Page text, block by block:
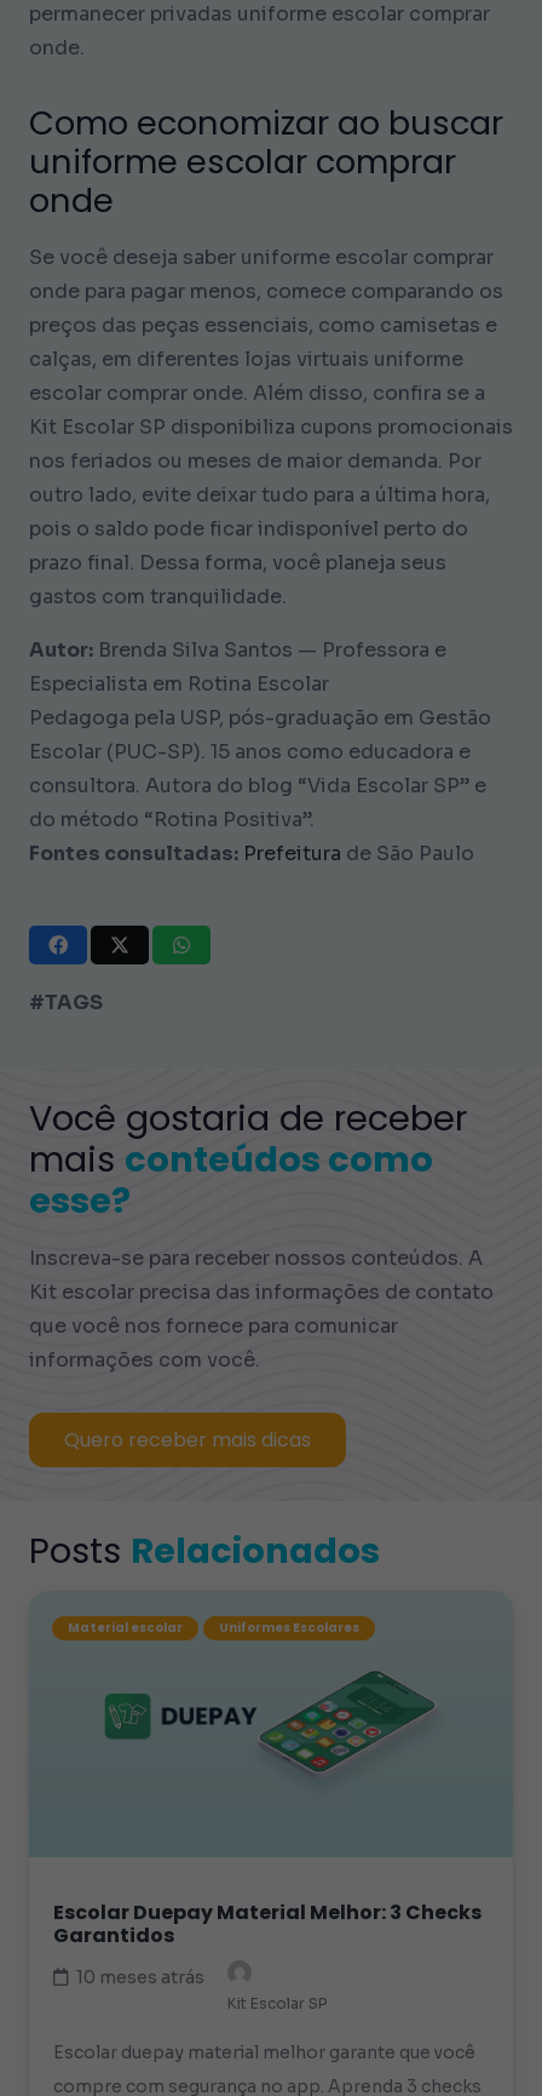
permanecer privadas uniforme escolar comprar
onde.
Como economizar ao buscar
uniforme escolar comprar
onde
Se você deseja saber uniforme escolar comprar
onde para pagar menos, comece comparando os
preços das peças essenciais, como camisetas e
calças, em diferentes lojas virtuais uniforme
escolar comprar onde. Além disso, confira se a
Kit Escolar SP disponibiliza cupons promocionais
nos feriados ou meses de maior demanda. Por
outro lado, evite deixar tudo para a última hora,
pois o saldo pode ficar indisponível perto do
prazo final. Dessa forma, você planeja seus
gastos com tranquilidade.
Autor: Brenda Silva Santos — Professora e
Especialista em Rotina Escolar
Pedagoga pela USP, pós-graduação em Gestão
Escolar (PUC-SP). 15 anos como educadora e
consultora. Autora do blog “Vida Escolar SP” e
do método “Rotina Positiva”.
Fontes consultadas: Prefeitura de São Paulo
#TAGS
Você gostaria de receber
mais conteúdos como
esse?
Inscreva-se para receber nossos conteúdos. A
Kit escolar precisa das informações de contato
que você nos fornece para comunicar
informações com você.
Quero receber mais dicas
Posts Relacionados
Material escolar Uniformes Escolares
Escolar Duepay Material Melhor: 3 Checks
Garantidos
10 meses atrás
Kit Escolar SP
Escolar duepay material melhor garante que você
compre com segurança no app. Aprenda 3 checks